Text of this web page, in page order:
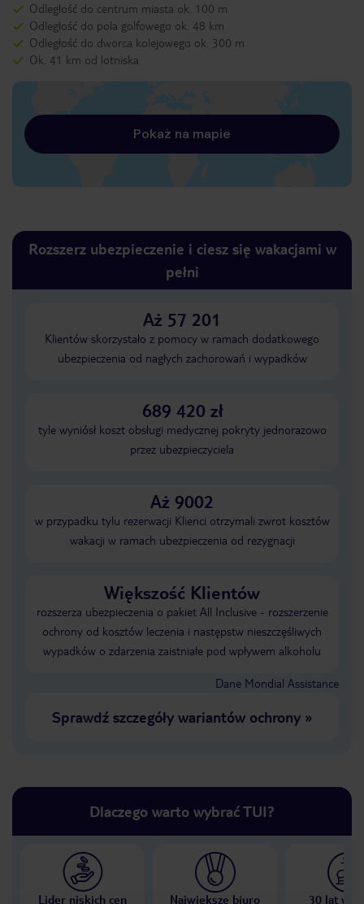
Odległość do centrum miasta ok. 100 m
Odległość do pola golfowego ok. 48 km
Odległość do dworca kolejowego ok. 300 m
Ok. 41 km od lotniska
Pokaż na mapie
Rozszerz ubezpieczenie i ciesz się wakacjami w
pełni
Aż 57 201
Klientów skorzystało z pomocy w ramach dodatkowego
ubezpieczenia od nagłych zachorowań i wypadków
689 420 zł
tyle wyniósł koszt obsługi medycznej pokryty jednorazowo
przez ubezpieczyciela
Aż 9002
w przypadku tylu rezerwacji Klienci otrzymali zwrot kosztów
wakacji w ramach ubezpieczenia od rezygnacji
Większość Klientów
rozszerza ubezpieczenia o pakiet All Inclusive - rozszerzenie
ochrony od kosztów leczenia i następstw nieszczęśliwych
wypadków o zdarzenia zaistniałe pod wpływem alkoholu
Dane Mondial Assistance
Sprawdź szczegóły wariantów ochrony»
Dlaczego warto wybrać TUI?
Lider niskich cen Największe biuro 30 lat w